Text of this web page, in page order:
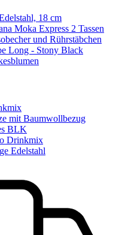
18 cm
Moka Express 2 Tassen
und Rührstäbchen
Long - Stony Black
mit Baumwollbezug
BLK
Drinkmix
Edelstahl